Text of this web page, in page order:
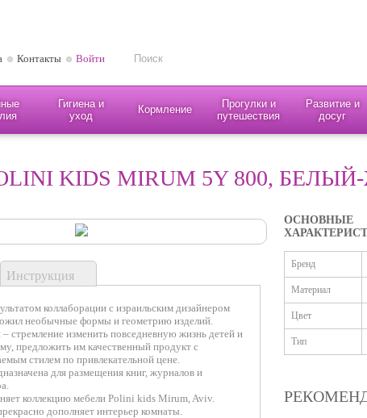
Контакты Войти
Гигиена и
уход
Кормление
Прогулки и
путешествия
Развитие и
досуг
KIDS MIRUM 5Y 800,
Инструкция
коллаборации с израильским дизайнером
необычные формы и геометрию изделий.
стремление изменить повседневную жизнь детей и
предложить им качественный продукт с
стилем по привлекательной цене.
для размещения книг, журналов и
коллекцию мебели Polini kids Mirum, Aviv.
дополняет интерьер комнаты.
ОСНОВНЫЕ
Бренд
Материал
Цвет
Тип